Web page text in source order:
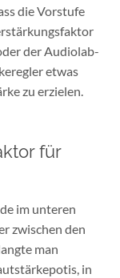
die Vorstufe
der Audiolab-
etwas
zu erzielen.
für
im unteren
zwischen den
man
in